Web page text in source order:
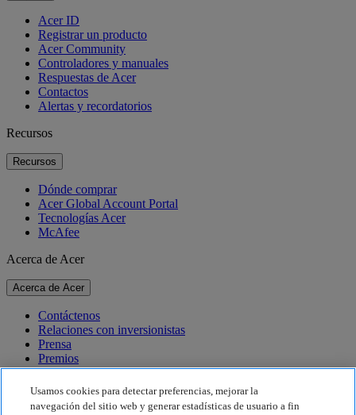
Acer ID
Registrar un producto
Acer Community
Controladores y manuales
Respuestas de Acer
Contactos
Alertas y recordatorios
Recursos
Recursos
Dónde comprar
Acer Global Account Portal
Tecnologías Acer
McAfee
Acerca de Acer
Acerca de Acer
Contáctenos
Relaciones con inversionistas
Prensa
Premios
Eventos
Sostenibilidad
Usamos cookies para detectar preferencias, mejorar la
navegación del sitio web y generar estadísticas de usuario a fin